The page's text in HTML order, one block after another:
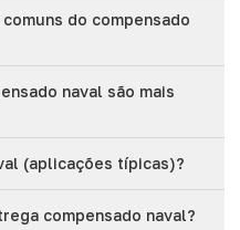
do compensado
naval são mais
(aplicações típicas)?
compensado naval?